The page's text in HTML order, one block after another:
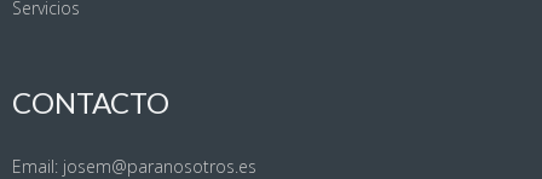
Servicios
CONTACTO
Email: josem@paranosotros.es